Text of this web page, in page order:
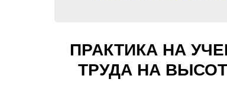
ПРАКТИКА НА
ТРУДА НА